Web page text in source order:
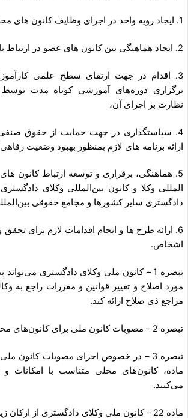
1. ایجاد رویه واحد در اجرای وظایف کانون های محلی وکلا،
2. ایجاد هماهنگی بین کانون های عضو در ارتباط با قوای سه گانه،
3. اقدام در جهت ارتقای سطح علمی
برگزاری دوره‌های آموزشی کوتاه مدت
نظارت بر اجرای آن،
4. سیاستگذاری در جهت حمایت از حقوق
ارائه برنامه های لازم بمنظور بهبود وضعیت رفاهی
5. هماهنگی، برقراری و توسعه ارتباط کانون
المللی وکلا و کانون بین‌المللی وکلای
دادگستری سایر کشورها و مجامع حقوقی
6. ارائه طرح ها و انجام اقدامات لازم برای
اشخاص.
تبصره 1 – کانون ملی وکلای دادگستری
مورد اصلاح و تغییر قوانین و مقررات راجع به
مراجع ذی صلاح ارائه کند.
تبصره 2 – مصوبات کانون ملی برای کانون‌های محلی لازم الاجراست.
ماده، کانون‌های محلی متناسب با امکانات و
می‌کنند.
ماده 22 – کانون ملی وکلای دادگستری از ارکان زیر تشکیل می‌شود: